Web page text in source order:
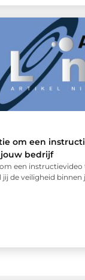
om een
bedrijf
een
de veiligheid binnen